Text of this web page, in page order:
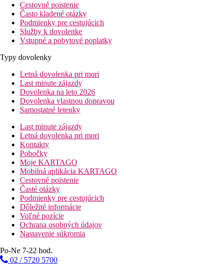
Cestovné poistenie
Často kladené otázky
Podmienky pre cestujúcich
Služby k dovolenke
Vstupné a pobytové poplatky
Typy dovolenky
Letná dovolenka pri mori
Last minute zájazdy
Dovolenka na leto 2026
Dovolenka vlastnou dopravou
Samostatné letenky
Last minute zájazdy
Letná dovolenka pri mori
Kontakty
Pobočky
Moje KARTAGO
Mobilná aplikácia KARTAGO
Cestovné poistenie
Časté otázky
Podmienky pre cestujúcich
Dôležité informácie
Voľné pozície
Ochrana osobných údajov
Nastavenie súkromia
Po-Ne 7-22 hod.
02 / 5720 5700